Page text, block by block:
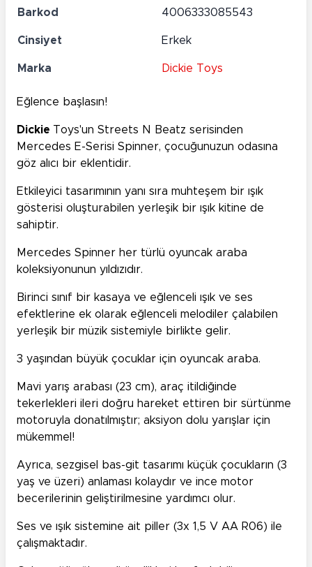
Barkod 4006333085543
Cinsiyet Erkek
Marka Dickie Toys
Eğlence başlasın!
Dickie Toys'un Streets N Beatz serisinden
Mercedes E-Serisi Spinner, çocuğunuzun odasına
göz alıcı bir eklentidir.
Etkileyici tasarımının yanı sıra muhteşem bir ışık
gösterisi oluşturabilen yerleşik bir ışık kitine de
sahiptir.
Mercedes Spinner her türlü oyuncak araba
koleksiyonunun yıldızıdır.
Birinci sınıf bir kasaya ve eğlenceli ışık ve ses
efektlerine ek olarak eğlenceli melodiler çalabilen
yerleşik bir müzik sistemiyle birlikte gelir.
3 yaşından büyük çocuklar için oyuncak araba.
Mavi yarış arabası (23 cm), araç itildiğinde
tekerlekleri ileri doğru hareket ettiren bir sürtünme
motoruyla donatılmıştır; aksiyon dolu yarışlar için
mükemmel!
Ayrıca, sezgisel bas-git tasarımı küçük çocukların (3
yaş ve üzeri) anlaması kolaydır ve ince motor
becerilerinin geliştirilmesine yardımcı olur.
Ses ve ışık sistemine ait piller (3x 1,5 V AA R06) ile
çalışmaktadır.